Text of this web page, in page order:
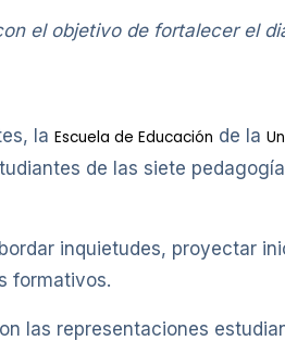
el objetivo de fortalecer el
la Escuela de Educación de la
de las siete
inquietudes, proyectar
formativos.
las representaciones